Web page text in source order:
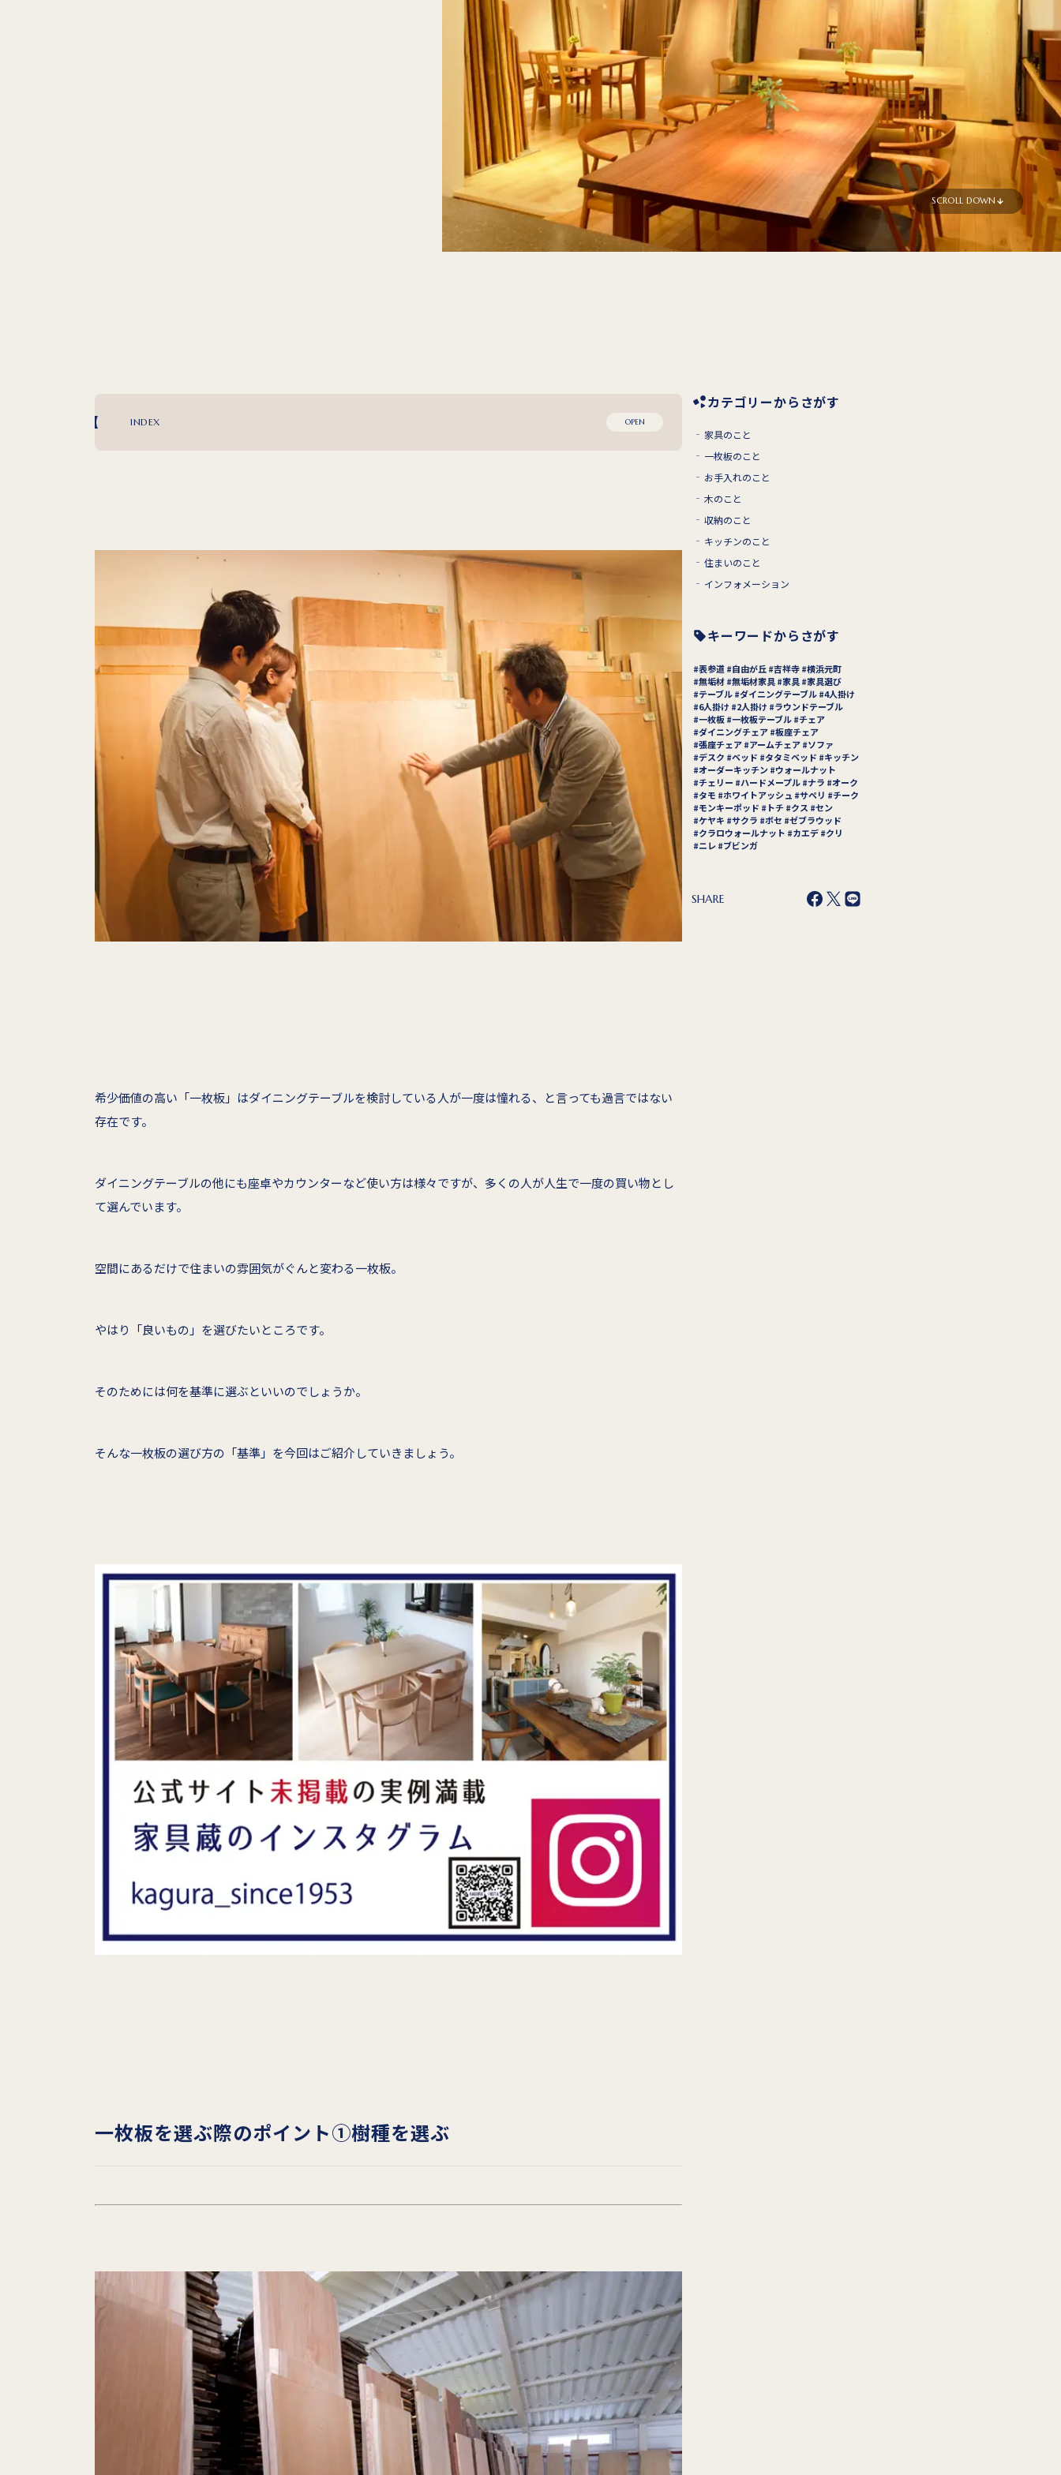
SCROLL DOWN
INDEX OPEN
希少価値の高い「一枚板」はダイニングテーブルを検討している人が一度は憧れる、と言っても過言ではない
存在です。
ダイニングテーブルの他にも座卓やカウンターなど使い方は様々ですが、多くの人が人生で一度の買い物とし
て選んでいます。
空間にあるだけで住まいの雰囲気がぐんと変わる一枚板。
やはり「良いもの」を選びたいところです。
そのためには何を基準に選ぶといいのでしょうか。
そんな一枚板の選び方の「基準」を今回はご紹介していきましょう。
一枚板を選ぶ際のポイント①樹種を選ぶ
カテゴリーからさがす
家具のこと
一枚板のこと
お手入れのこと
木のこと
収納のこと
キッチンのこと
住まいのこと
インフォメーション
キーワードからさがす
表参道 自由が丘 吉祥寺 横浜元町
無垢材 無垢材家具 家具
家具選び
テーブル ダイニングテーブル 4人掛け
6人掛け
2人掛け
ラウンドテーブル
一枚板 一枚板テーブル チェア
ダイニングチェア 板座チェア
張座チェア
アームチェア
ソファ
デスク
ベッド タタミベッド
キッチン
オーダーキッチン
ウォールナット
チェリー
ハードメープル ナラ
オーク
タモ
ホワイトアッシュ サペリ
チーク
モンキーポッド
トチ クス
セン
ケヤキ
サクラ ボセ
ゼブラウッド
クラロウォールナット
カエデ
クリ
ニレ
ブビンガ
SHARE